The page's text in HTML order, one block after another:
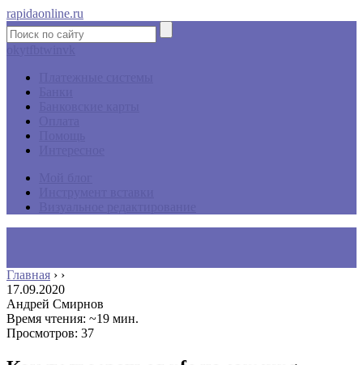
rapidaonline.ru
Главная › ›
17.09.2020
Андрей Смирнов
Время чтения: ~19 мин.
Просмотров: 37